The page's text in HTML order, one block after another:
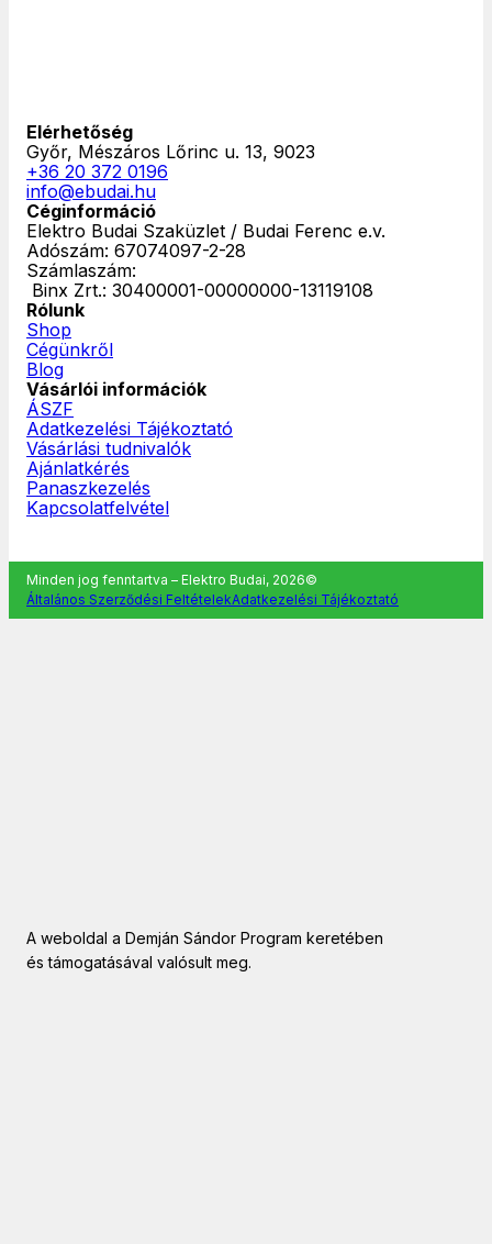
Elérhetőség
Győr, Mészáros Lőrinc u. 13, 9023
+36 20 372 0196
info@ebudai.hu
Céginformáció
Elektro Budai Szaküzlet / Budai Ferenc e.v.
Adószám: 67074097-2-28
Számlaszám:
‎ Binx Zrt.: 30400001-00000000-13119108
Rólunk
Shop
Cégünkről
Blog
Vásárlói információk
ÁSZF
Adatkezelési Tájékoztató
Vásárlási tudnivalók
Ajánlatkérés
Panaszkezelés
Kapcsolatfelvétel
Minden jog fenntartva – Elektro Budai, 2026©
Általános Szerződési FeltételekAdatkezelési Tájékoztató
A weboldal a Demján Sándor Program keretében
és támogatásával valósult meg.